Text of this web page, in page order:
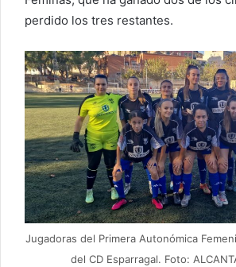
perdido los tres restantes.
Jugadoras del Primera Autonómica
del CD Esparragal. Foto: